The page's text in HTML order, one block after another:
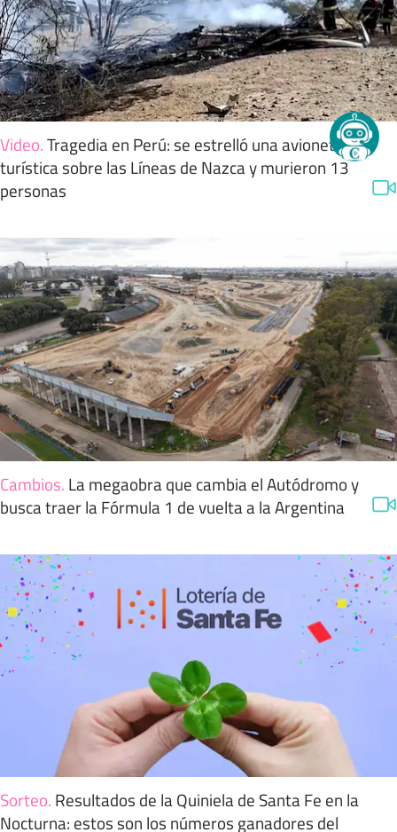
Video.Tragedia en Perú: se estrelló una avioneta
turística sobre las Líneas de Nazca y murieron 13
personas
Cambios. La megaobra que cambia el Autódromo y
busca traer la Fórmula 1 de vuelta a la Argentina
Sorteo. Resultados de la Quiniela de Santa Fe en la
Nocturna: estos son los números ganadores del